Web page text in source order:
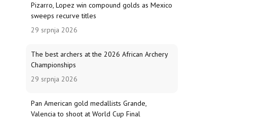
Pizarro, Lopez win compound golds as Mexico
sweeps recurve titles
29 srpnja 2026
The best archers at the 2026 African Archery
Championships
29 srpnja 2026
Pan American gold medallists Grande,
Valencia to shoot at World Cup Final